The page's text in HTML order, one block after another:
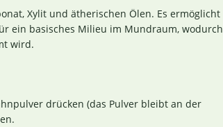
Xylit und ätherischen Ölen. Es ermöglicht
ein basisches Milieu im Mundraum, wodurch
wird.
drücken (das Pulver bleibt an der